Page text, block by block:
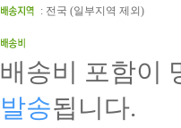
: 전국 (일부지역 제외)
배송비 포함이
발송됩니다.